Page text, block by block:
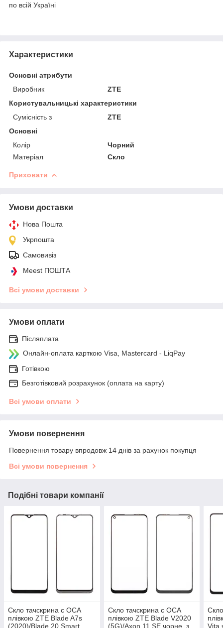
по всій Україні
Характеристики
Основні атрибути
Виробник
ZTE
Користувальницькі характеристики
Сумісність з
ZTE
Основні
Колір
Чорний
Матеріал
Скло
Приховати
Умови доставки
Нова Пошта
Укрпошта
Самовивіз
Meest ПОШТА
Всі умови доставки
Умови оплати
Післяплата
Онлайн-оплата карткою Visa, Mastercard - LiqPay
Готівкою
Безготівковий розрахунок (оплата на карту)
Всі умови оплати
Умови повернення
Повернення товару впродовж 14 днів за рахунок покупця
Всі умови повернення
Подібні товари компанії
Скло тачскрина c OCA
плівкою ZTE Blade A7s
(2020)/Blade 20 Smart
Скло тачскрина c OCA
плівкою ZTE Blade V2020
(5G)/Axon 11 SE чорне, з
Vita